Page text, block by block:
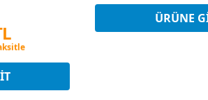
Peşin Fiyatına 3
ÜRÜNE